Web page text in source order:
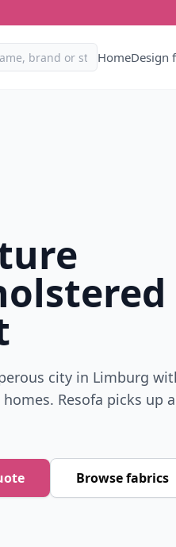
HomeDesign
city in Limburg
Resofa picks up
Browse fabrics